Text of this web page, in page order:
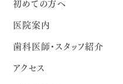
初めての方へ
医院案内
歯科医師・スタッフ紹介
アクセス